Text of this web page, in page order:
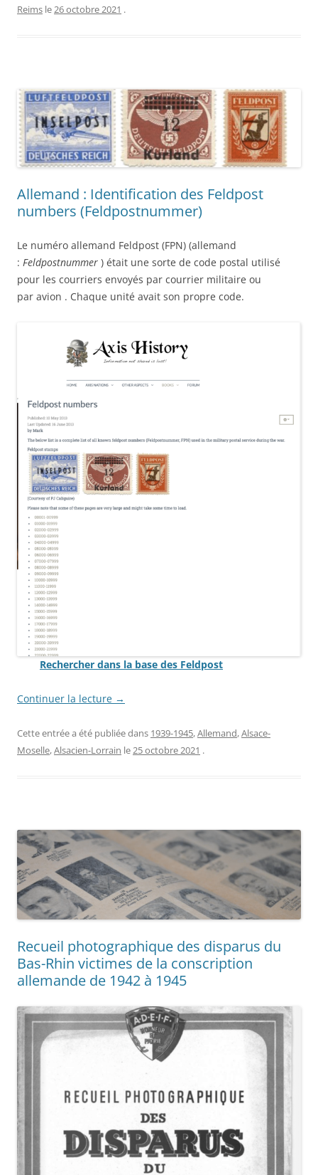
Reims le26 octobre 2021 .
Allemand : Identification des Feldpost
numbers (Feldpostnummer)
Le numéro allemand Feldpost (FPN) (allemand
: Feldpostnummer ) était une sorte de code postal utilisé
pour les courriers envoyés par courrier militaire ou
par avion . Chaque unité avait son propre code.
Rechercher dans la base des Feldpost
Continuer la lecture →
Cette entrée a été publiée dans 1939-1945,Allemand,Alsace-
Moselle,Alsacien-Lorrain le25 octobre 2021 .
Recueil photographique des disparus du
Bas-Rhin victimes de la conscription
allemande de 1942 à 1945